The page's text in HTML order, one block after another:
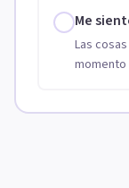
Me
Las
momento